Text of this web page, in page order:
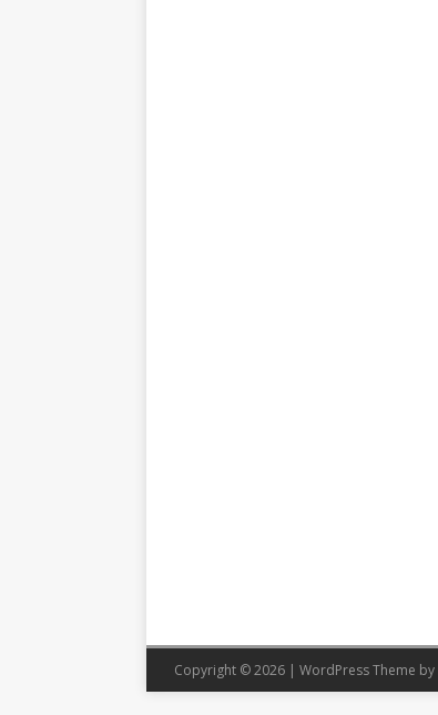
Copyright © 2026 | WordPress Theme by